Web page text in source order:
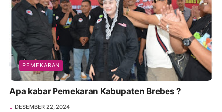
PEMEKARAN
Apa kabar Pemekaran Kabupaten Brebes ?
DESEMBER 22, 2024